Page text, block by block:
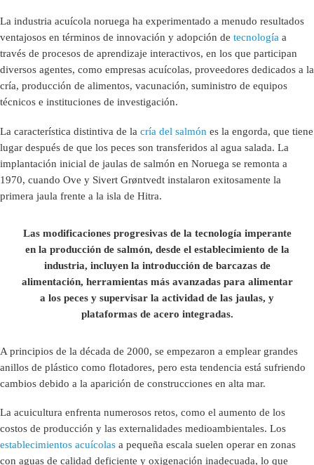
La industria acuícola noruega ha experimentado a menudo resultados
ventajosos en términos de innovación y adopción de tecnología a
través de procesos de aprendizaje interactivos, en los que participan
diversos agentes, como empresas acuícolas, proveedores dedicados a la
cría, producción de alimentos, vacunación, suministro de equipos
técnicos e instituciones de investigación.
La característica distintiva de la cría del salmón es la engorda, que tiene
lugar después de que los peces son transferidos al agua salada. La
implantación inicial de jaulas de salmón en Noruega se remonta a
1970, cuando Ove y Sivert Grøntvedt instalaron exitosamente la
primera jaula frente a la isla de Hitra.
Las modificaciones progresivas de la tecnología imperante
en la producción de salmón, desde el establecimiento de la
industria, incluyen la introducción de barcazas de
alimentación, herramientas más avanzadas para alimentar
a los peces y supervisar la actividad de las jaulas, y
plataformas de acero integradas.
A principios de la década de 2000, se empezaron a emplear grandes
anillos de plástico como flotadores, pero esta tendencia está sufriendo
cambios debido a la aparición de construcciones en alta mar.
La acuicultura enfrenta numerosos retos, como el aumento de los
costos de producción y las externalidades medioambientales. Los
establecimientos acuícolas a pequeña escala suelen operar en zonas
con aguas de calidad deficiente y oxigenación inadecuada, lo que